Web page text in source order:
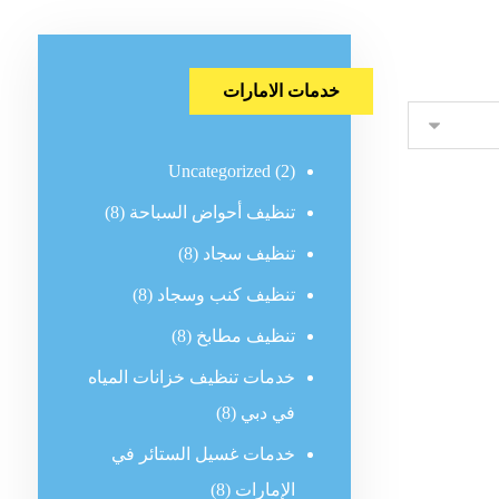
خدمات الامارات
Uncategorized (2)
تنظيف أحواض السباحة (8)
تنظيف سجاد (8)
تنظيف كنب وسجاد (8)
تنظيف مطابخ (8)
خدمات تنظيف خزانات المياه
في دبي (8)
خدمات غسيل الستائر في
الإمارات (8)